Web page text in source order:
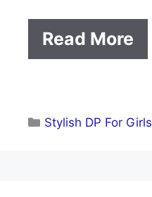
Read More
Categories
Stylish DP For Girls